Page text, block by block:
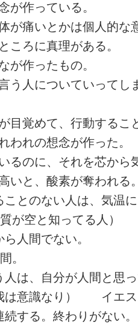
が作っている。
が痛いとかは個人的な
ころに真理がある。
が作ったもの。
う人についていってし
目覚めて、行動するこ
われの想念が作った。
るのに、それを芯から
いと、酸素が奪われる。
とのない人は、気温に
が空と知ってる人）
人間でない。
。
は、自分が人間と思っ
は意識なり） イエス
する。終わりがない。